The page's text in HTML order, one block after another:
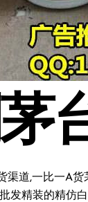
道,一比一A
精装的精仿